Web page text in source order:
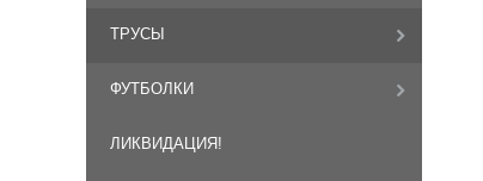
ТРУСЫ
ФУТБОЛКИ
ЛИКВИДАЦИЯ!